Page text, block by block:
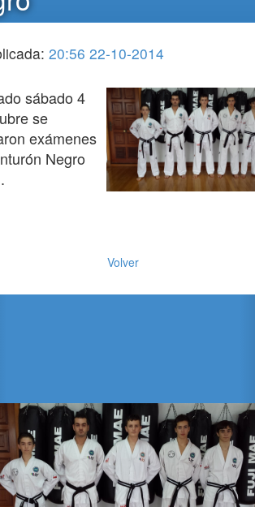
20:56 22-10-2014
sábado 4
se
exámenes
Negro
Volver